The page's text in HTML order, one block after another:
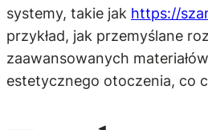
systemy, takie jak https://
przykład, jak przemyślane
zaawansowanych
estetycznego otoczenia, co